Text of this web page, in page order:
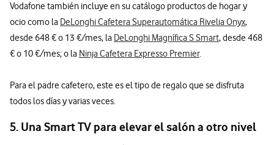
Vodafone también incluye en su catálogo productos de hogar y
ocio como la DeLonghi Cafetera Superautomática Rivelia Onyx,
desde 648 € o 13 €/mes, la DeLonghi Magnífica S Smart, desde 468
€ o 10 €/mes; o la Ninja Cafetera Expresso Premier.
Para el padre cafetero, este es el tipo de regalo que se disfruta
todos los días y varias veces.
5. Una Smart TV para elevar el salón a otro nivel